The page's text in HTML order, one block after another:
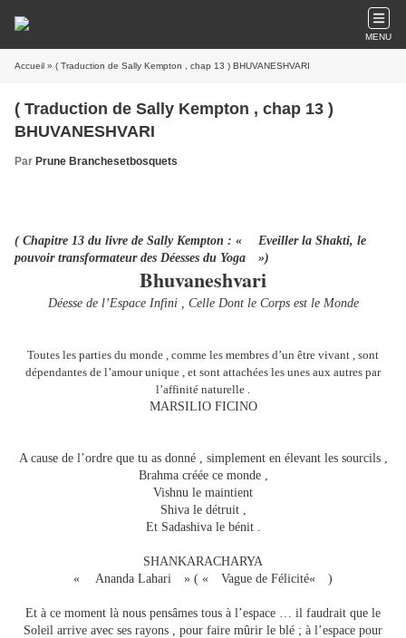
MENU
Accueil » ( Traduction de Sally Kempton , chap 13 ) BHUVANESHVARI
( Traduction de Sally Kempton , chap 13 )
BHUVANESHVARI
Par Prune Branchesetbosquets
( Chapitre 13 du livre de Sally Kempton : « Eveiller la Shakti, le
pouvoir transformateur des Déesses du Yoga »)
Bhuvaneshvari
Déesse de l’Espace Infini , Celle Dont le Corps est le Monde
Toutes les parties du monde , comme les membres d’un être vivant , sont
dépendantes de l’amour unique , et sont attachées les unes aux autres par
l’affinité naturelle .
MARSILIO FICINO
A cause de l’ordre que tu as donné , simplement en élevant les sourcils ,
Brahma créée ce monde ,
Vishnu le maintient
Shiva le détruit ,
Et Sadashiva le bénit .
SHANKARACHARYA
« Ananda Lahari » ( « Vague de Félicité« )
Et à ce moment là nous pensâmes tous à l’espace … il faudrait que le
Soleil arrive avec ses rayons , pour faire mûrir le blé ; à l’espace pour